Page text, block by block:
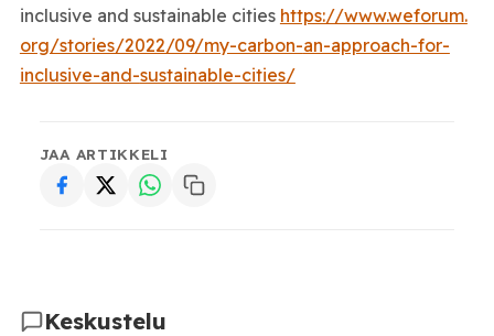
inclusive and sustainable cities https://www.weforum.
org/stories/2022/09/my-carbon-an-approach-for-
inclusive-and-sustainable-cities/
JAA ARTIKKELI
Keskustelu